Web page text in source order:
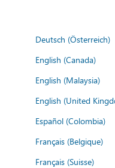
Deutsch (Österreich)
English (Canada)
English (Malaysia)
English (United
Español (Colombia)
Français (Belgique)
Français (Suisse)